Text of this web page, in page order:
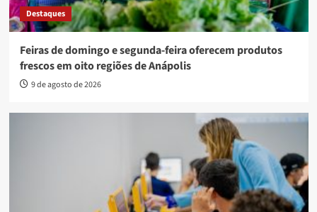
Destaques
Feiras de domingo e segunda-feira oferecem produtos
frescos em oito regiões de Anápolis
9 de agosto de 2026